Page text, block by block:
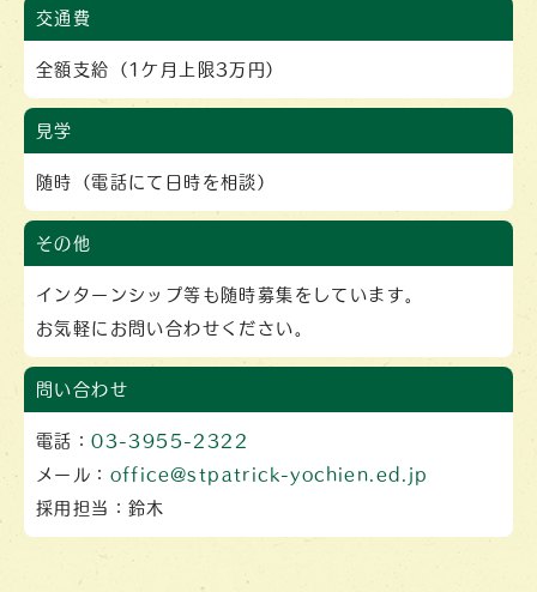
交通費
全額支給（1ケ月上限3万円）
見学
随時（電話にて日時を相談）
その他
インターンシップ等も随時募集をしています。
お気軽にお問い合わせください。
問い合わせ
電話：03-3955-2322
メール： office@stpatrick-yochien.ed.jp
採用担当：鈴木